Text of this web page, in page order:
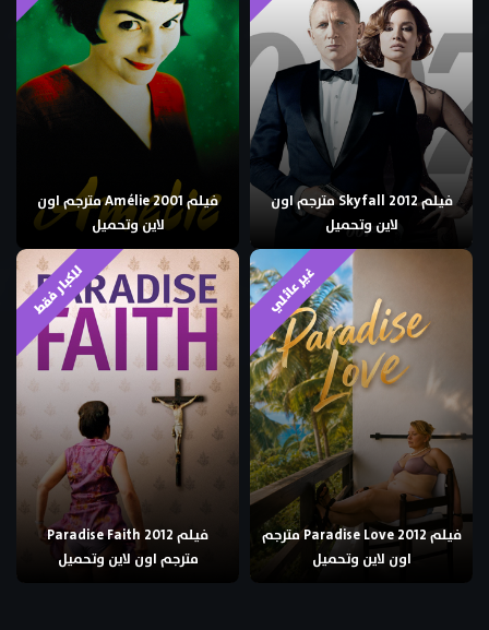
فيلم Skyfall 2012 مترجم اون
لاين وتحميل
فيلم Amélie 2001 مترجم اون
لاين وتحميل
غير عائلي
فيلم Paradise Love 2012 مترجم
اون لاين وتحميل
للكبار فقط
فيلم Paradise Faith 2012
مترجم اون لاين وتحميل